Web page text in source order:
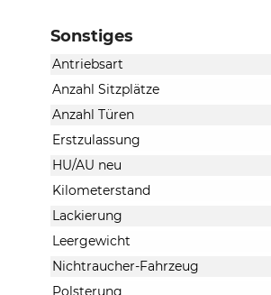
Sonstiges
Antriebsart
Anzahl Sitzplätze
Anzahl Türen
Erstzulassung
HU/AU neu
Kilometerstand
Lackierung
Leergewicht
Nichtraucher-Fahrzeug
Polsterung